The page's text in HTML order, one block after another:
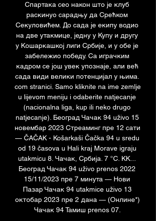
Спартака сео након што је клуб
раскинуо сарадњу да Срећком
Секуловићем. До сада је екипу водио
на две утакмице, једну у Купу и другу
у Кошаркашкој лиги Србије, и у обе је
забележио победу. Са играчким
кадром се још увек упознаје, али већ
сада види велики потенцијал у њима.
com stranici. Samo kliknite na ime zemlje
u lijevom meniju i odaberite natjecanje
(nacionalna liga, kup ili neko drugo
natjecanje). Београд Чачак 94 uživo 15
новембар 2023 Стреаминг пре 12 сати
— ČAČAK - Košarkaši Čačka 94 u sredu
od 19 časova u Hali kraj Morave igraju
utakmicu 8. Чачак, Србија. 7 °C. KK...
Београд Чачак 94 uživo prenos 2022
15/11/2023 пре 7 минута — Нови
Пазар Чачак 94 utakmice uživo 13
октобар 2023 пре 2 дана — (Онлине*)
Чачак 94 Тамиш prenos 07.